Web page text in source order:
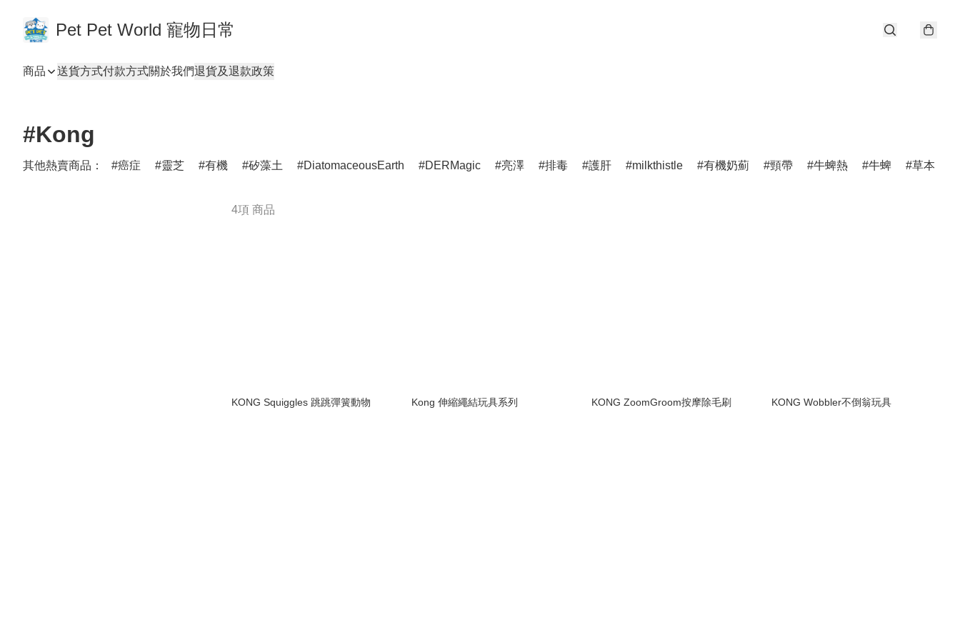
Pet Pet World 寵物日常
商品 送貨方式付款方式關於我們退貨及退款政策
#Kong
其他熱賣商品： 癌症 靈芝 有機 矽藻土 DiatomaceousEarth DERMagic 亮澤 排毒 護肝 milkthistle 有機奶薊 頸帶 牛蜱熱 牛蜱 草本
4項 商品
KONG Squiggles 跳跳彈簧動物 Kong 伸縮繩結玩具系列 KONG ZoomGroom按摩除毛刷 KONG Wobbler不倒翁玩具